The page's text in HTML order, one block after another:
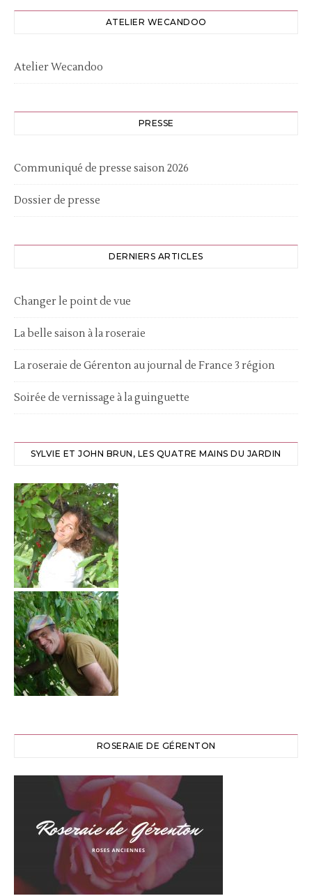
ATELIER WECANDOO
Atelier Wecandoo
PRESSE
Communiqué de presse saison 2026
Dossier de presse
DERNIERS ARTICLES
Changer le point de vue
La belle saison à la roseraie
La roseraie de Gérenton au journal de France 3 région
Soirée de vernissage à la guinguette
SYLVIE ET JOHN BRUN, LES QUATRE MAINS DU JARDIN
ROSERAIE DE GÉRENTON